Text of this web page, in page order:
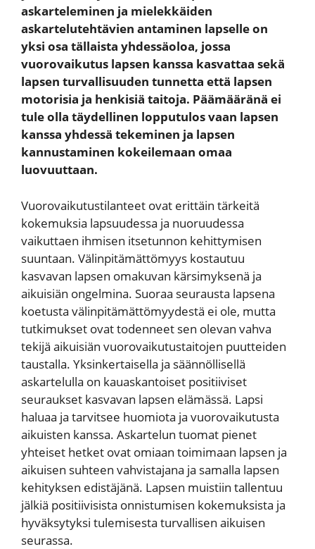
askarteleminen ja mielekkäiden
askartelutehtävien antaminen lapselle on
yksi osa tällaista yhdessäoloa, jossa
vuorovaikutus lapsen kanssa kasvattaa sekä
lapsen turvallisuuden tunnetta että lapsen
motorisia ja henkisiä taitoja. Päämääränä ei
tule olla täydellinen lopputulos vaan lapsen
kanssa yhdessä tekeminen ja lapsen
kannustaminen kokeilemaan omaa
luovuuttaan.
Vuorovaikutustilanteet ovat erittäin tärkeitä
kokemuksia lapsuudessa ja nuoruudessa
vaikuttaen ihmisen itsetunnon kehittymisen
suuntaan. Välinpitämättömyys kostautuu
kasvavan lapsen omakuvan kärsimyksenä ja
aikuisiän ongelmina. Suoraa seurausta lapsena
koetusta välinpitämättömyydestä ei ole, mutta
tutkimukset ovat todenneet sen olevan vahva
tekijä aikuisiän vuorovaikutustaitojen puutteiden
taustalla. Yksinkertaisella ja säännöllisellä
askartelulla on kauaskantoiset positiiviset
seuraukset kasvavan lapsen elämässä. Lapsi
haluaa ja tarvitsee huomiota ja vuorovaikutusta
aikuisten kanssa. Askartelun tuomat pienet
yhteiset hetket ovat omiaan toimimaan lapsen ja
aikuisen suhteen vahvistajana ja samalla lapsen
kehityksen edistäjänä. Lapsen muistiin tallentuu
jälkiä positiivisista onnistumisen kokemuksista ja
hyväksytyksi tulemisesta turvallisen aikuisen
seurassa.